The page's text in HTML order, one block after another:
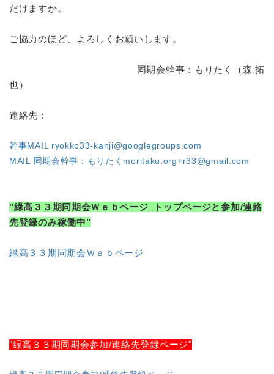
だけますか。
ご協力のほど、よろしくお願いします。
同期会幹事：もりたく（森 拓
也）
連絡先：
幹事MAIL ryokko33-kanji@googlegroups.com
MAIL 同期会幹事：もりたくmoritaku.org+r33@gmail.com
"緑高３３期同期会Ｗｅｂページ_トップページと参加/連絡
先登録のみ稼働中"
緑高３３期同期会Ｗｅｂページ
"緑高３３期同期会参加/連絡先登録ページ"